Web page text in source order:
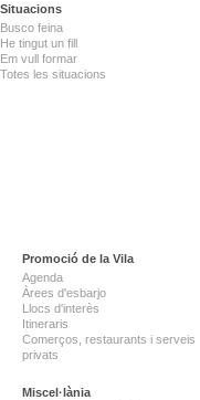
Situacions
Busco feina
He tingut un fill
Em vull formar
Totes les situacions
Promoció de la Vila
Agenda
Àrees d'esbarjo
Llocs d'interès
Itineraris
Comerços, restaurants i serveis
privats
Miscel·lània